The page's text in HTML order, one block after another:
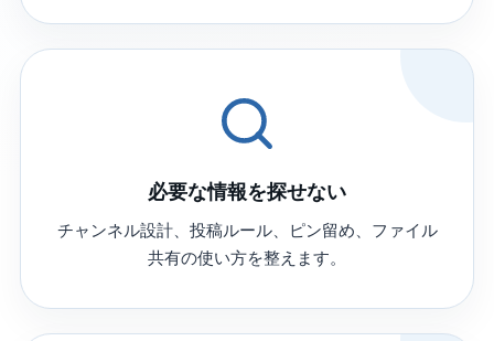
必要な情報を探せない
チャンネル設計、投稿ルール、ピン留め、ファイル
共有の使い方を整えます。